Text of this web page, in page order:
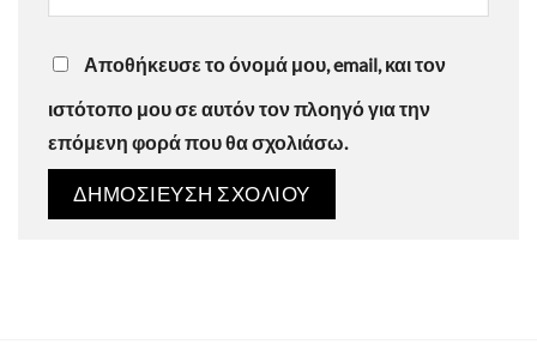
Αποθήκευσε το όνομά μου, email, και τον
ιστότοπο μου σε αυτόν τον πλοηγό για την
επόμενη φορά που θα σχολιάσω.